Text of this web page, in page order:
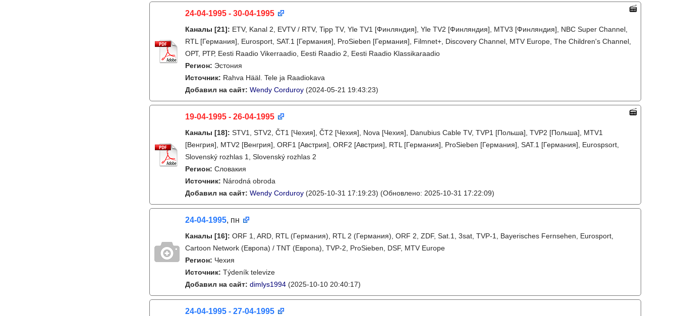
24-04-1995 - 30-04-1995
Каналы [21]: ETV, Kanal 2, EVTV / RTV, Tipp TV, Yle TV1 [Финляндия], Yle TV2 [Финляндия], MTV3 [Финляндия], NBC Super Channel,
RTL [Германия], Eurosport, SAT.1 [Германия], ProSieben [Германия], Filmnet+, Discovery Channel, MTV Europe, The Children's Channel,
ОРТ, РТР, Eesti Raadio Vikerraadio, Eesti Raadio 2, Eesti Raadio Klassikaraadio
Регион: Эстония
Источник: Rahva Hääl. Tele ja Raadiokava
Добавил на сайт: Wendy Corduroy (2024-05-21 19:43:23)
19-04-1995 - 26-04-1995
Каналы [18]: STV1, STV2, ČT1 [Чехия], ČT2 [Чехия], Nova [Чехия], Danubius Cable TV, TVP1 [Польша], TVP2 [Польша], MTV1
[Венгрия], MTV2 [Венгрия], ORF1 [Австрия], ORF2 [Австрия], RTL [Германия], ProSieben [Германия], SAT.1 [Германия], Eurospsort,
Slovenský rozhlas 1, Slovenský rozhlas 2
Регион: Словакия
Источник: Národná obroda
Добавил на сайт: Wendy Corduroy (2025-10-31 17:19:23) (Обновлено: 2025-10-31 17:22:09)
24-04-1995, пн
Каналы [16]: ORF 1, ARD, RTL (Германия), RTL 2 (Германия), ORF 2, ZDF, Sat.1, 3sat, TVP-1, Bayerisches Fernsehen, Eurosport,
Cartoon Network (Европа) / TNT (Европа), TVP-2, ProSieben, DSF, MTV Europe
Регион: Чехия
Источник: Týdeník televize
Добавил на сайт: dimlys1994 (2025-10-10 20:40:17)
24-04-1995 - 27-04-1995